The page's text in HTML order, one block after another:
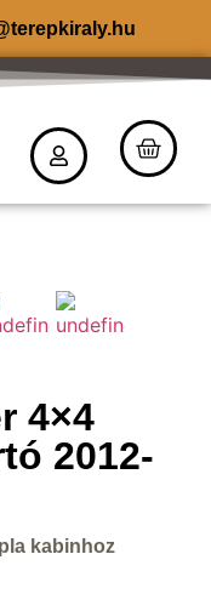
4×4
2012-
kabinhoz